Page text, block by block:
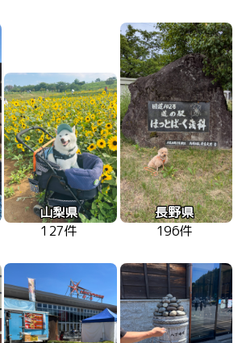
山梨県
127件
長野県
196件